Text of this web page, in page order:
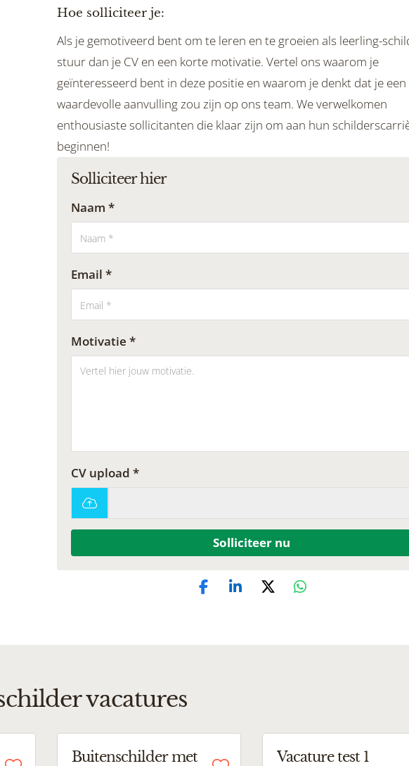
Hoe solliciteer je:
Als je gemotiveerd bent om te leren en te groeien als leerling-
stuur dan je CV en een korte motivatie. Vertel ons waarom je
geïnteresseerd bent in deze positie en waarom je denkt dat je een
waardevolle aanvulling zou zijn op ons team. We verwelkomen
enthousiaste sollicitanten die klaar zijn om aan hun
beginnen!
Solliciteer hier
Naam *
Email *
Motivatie *
CV upload *
Solliciteer nu
vacatures
Buitenschilder met
Vacature test 1